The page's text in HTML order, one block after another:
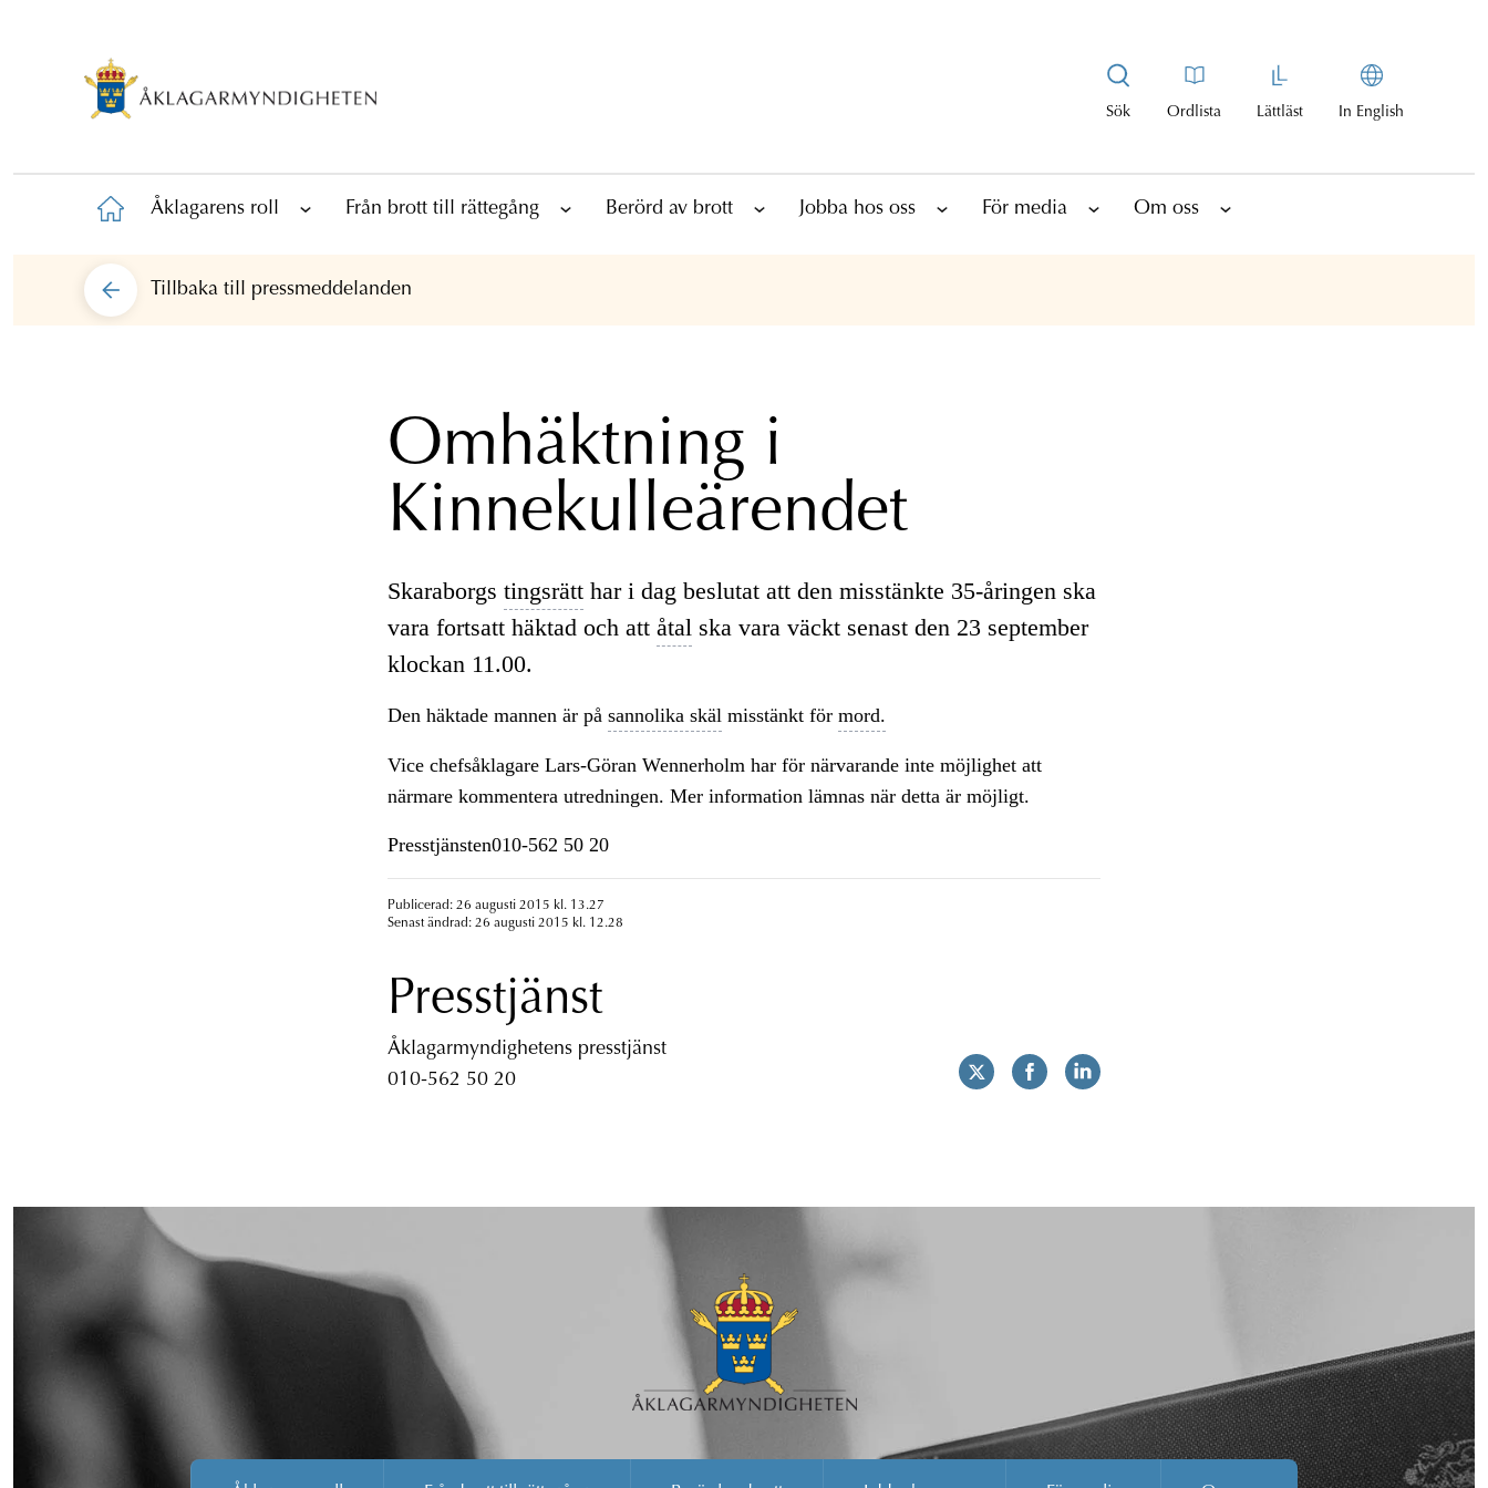
Sök Ordlista Lättläst In English
Åklagarens roll Från brott till rättegång Berörd av brott Jobba hos oss För media Om oss
Tillbaka till pressmeddelanden
Omhäktning i
Kinnekulleärendet
Skaraborgs tingsrätthar i dag beslutat att den misstänkte 35-åringen ska
vara fortsatt häktad och att åtal ska vara väckt senast den 23 september
klockan 11.00.
Den häktade mannen är på sannolika skäl misstänkt för mord.
Vice chefsåklagare Lars-Göran Wennerholm har för närvarande inte möjlighet att
närmare kommentera utredningen. Mer information lämnas när detta är möjligt.
Presstjänsten010-562 50 20
Publicerad: 26 augusti 2015 kl. 13.27
Senast ändrad: 26 augusti 2015 kl. 12.28
Presstjänst
Åklagarmyndighetens presstjänst
010-562 50 20